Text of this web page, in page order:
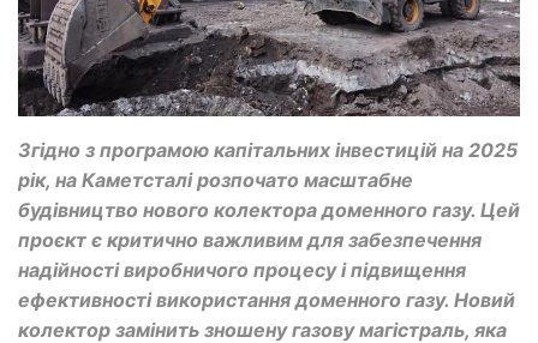
Згідно з програмою капітальних інвестицій на 2025
рік, на Каметсталі розпочато масштабне
будівництво нового колектора доменного газу. Цей
проєкт є критично важливим для забезпечення
надійності виробничого процесу і підвищення
ефективності використання доменного газу. Новий
колектор замінить зношену газову магістраль, яка